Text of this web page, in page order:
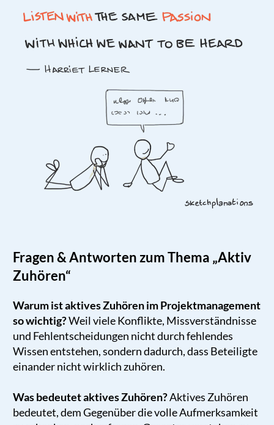
Fragen & Antworten zum Thema „Aktiv
Zuhören“
Warum ist aktives Zuhören im Projektmanagement
so wichtig?Weil viele Konflikte, Missverständnisse
und Fehlentscheidungen nicht durch fehlendes
Wissen entstehen, sondern dadurch, dass Beteiligte
einander nicht wirklich zuhören.
Was bedeutet aktives Zuhören?Aktives Zuhören
bedeutet, dem Gegenüber die volle Aufmerksamkeit